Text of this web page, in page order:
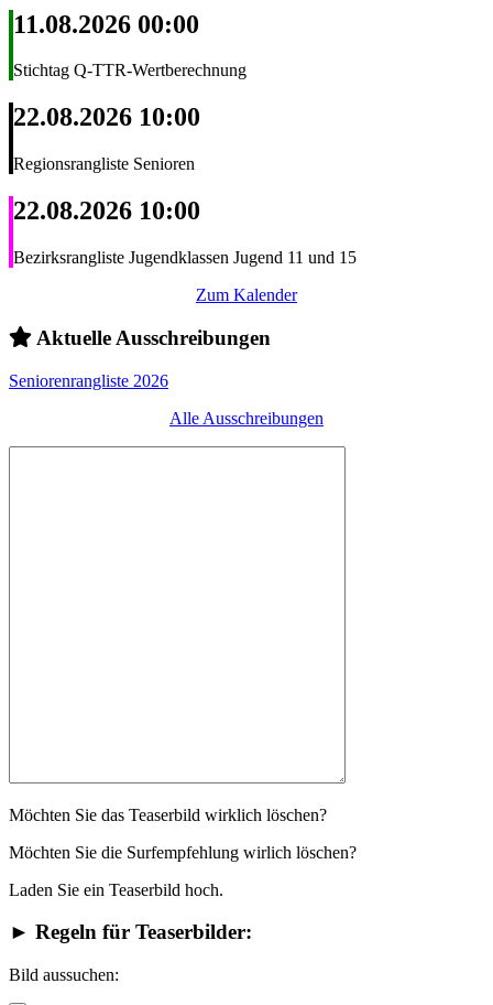
11.08.2026 00:00
Stichtag Q-TTR-Wertberechnung
22.08.2026 10:00
Regionsrangliste Senioren
22.08.2026 10:00
Bezirksrangliste Jugendklassen Jugend 11 und 15
Zum Kalender
Aktuelle Ausschreibungen
Seniorenrangliste 2026
Alle Ausschreibungen
Möchten Sie das Teaserbild wirklich löschen?
Möchten Sie die Surfempfehlung wirlich löschen?
Laden Sie ein Teaserbild hoch.
► Regeln für Teaserbilder:
Bild aussuchen: